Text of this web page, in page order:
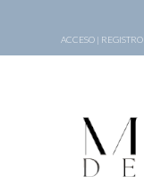
ACCESO | REGISTRO